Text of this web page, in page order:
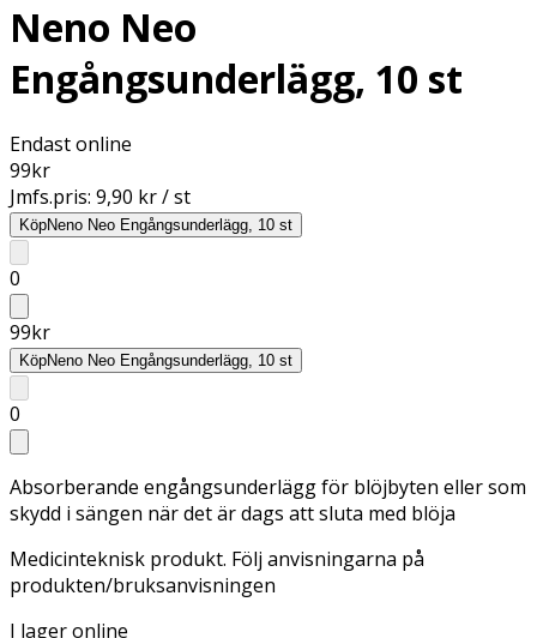
Neno Neo
Engångsunderlägg, 10 st
Endast online
99kr
Jmfs.pris: 9,90 kr / st
KöpNeno Neo Engångsunderlägg, 10 st
0
99kr
KöpNeno Neo Engångsunderlägg, 10 st
0
Absorberande engångsunderlägg för blöjbyten eller som
skydd i sängen när det är dags att sluta med blöja
Medicinteknisk produkt. Följ anvisningarna på
produkten/bruksanvisningen
I lager online